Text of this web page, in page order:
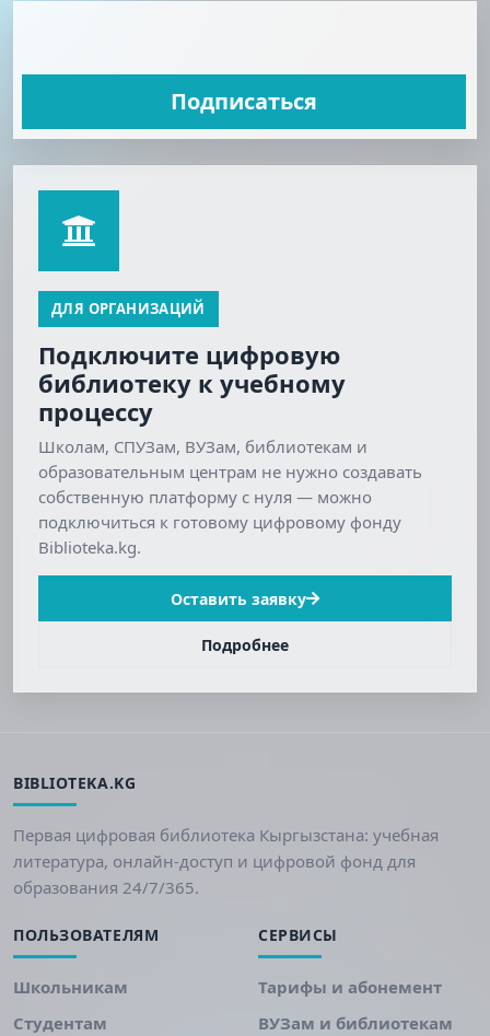
Подписаться
ДЛЯ ОРГАНИЗАЦИЙ
Подключите цифровую
библиотеку к учебному
процессу
Школам, СПУЗам, ВУЗам, библиотекам и
образовательным центрам не нужно создавать
собственную платформу с нуля — можно
подключиться к готовому цифровому фонду
Biblioteka.kg.
Оставить заявку
Подробнее
BIBLIOTEKA.KG
Первая цифровая библиотека Кыргызстана: учебная
литература, онлайн-доступ и цифровой фонд для
образования 24/7/365.
ПОЛЬЗОВАТЕЛЯМ
Школьникам
Студентам
СЕРВИСЫ
Тарифы и абонемент
ВУЗам и библиотекам